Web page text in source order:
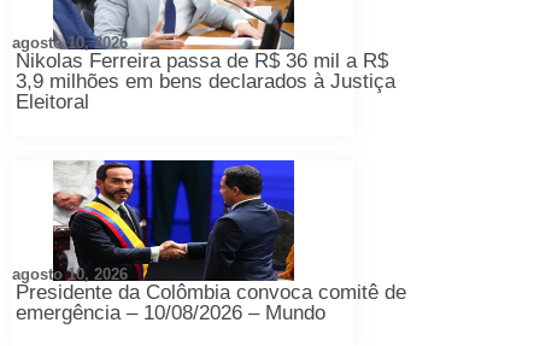
Nikolas Ferreira passa de R$ 36 mil a R$
3,9 milhões em bens declarados à Justiça
Eleitoral
agosto 10, 2026
Presidente da Colômbia convoca comitê de
emergência – 10/08/2026 – Mundo
agosto 10, 2026